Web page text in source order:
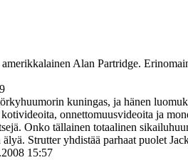
Alan Partridge.
kuningas, ja hänen
kotivideoita, onnettomuusvideoita ja
Onko tällainen totaalinen
Strutter yhdistää parhaat puolet
15:57